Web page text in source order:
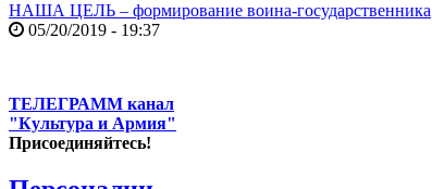
НАША ЦЕЛЬ – формирование воина-государственника
05/20/2019 - 19:37
ТЕЛЕГРАММ канал
"Культура и Армия"
Присоединяйтесь!